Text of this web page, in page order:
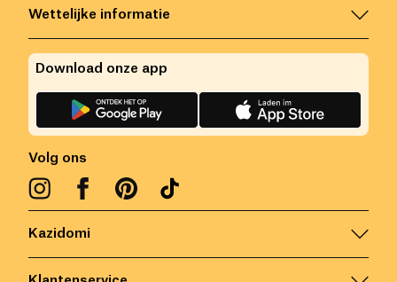
Kazidomi
Wettelijke informatie
Volg ons
Download onze app